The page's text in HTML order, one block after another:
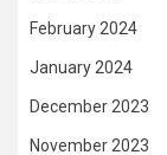
February 2024
January 2024
December 2023
November 2023